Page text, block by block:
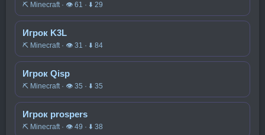
⛏️ Minecraft · 👁 61 · ⬇ 29
Игрок K3L
⛏️ Minecraft · 👁 31 · ⬇ 84
Игрок Qisp
⛏️ Minecraft · 👁 35 · ⬇ 35
Игрок prospers
⛏️ Minecraft · 👁 49 · ⬇ 38